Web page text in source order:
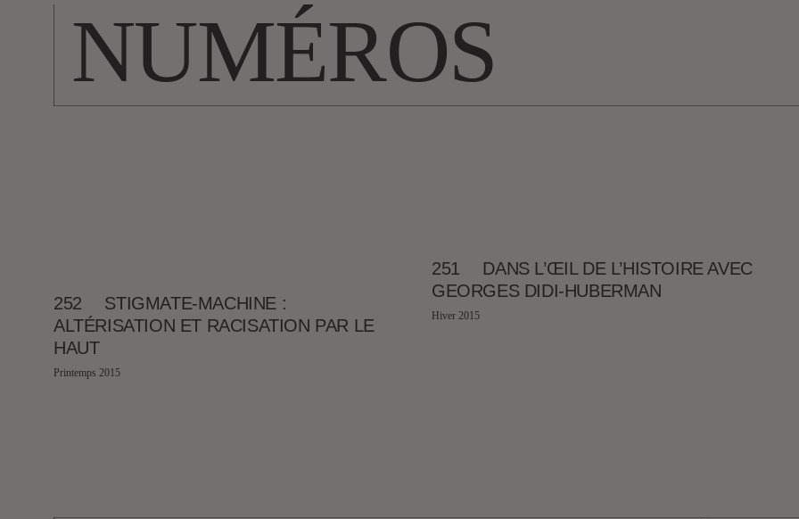
NUMÉROS
252
STIGMATE-MACHINE :
ALTÉRISATION ET RACISATION PAR LE
HAUT
Printemps 2015
251
DANS L’ŒIL DE L’HISTOIRE AVEC
GEORGES DIDI-HUBERMAN
Hiver 2015